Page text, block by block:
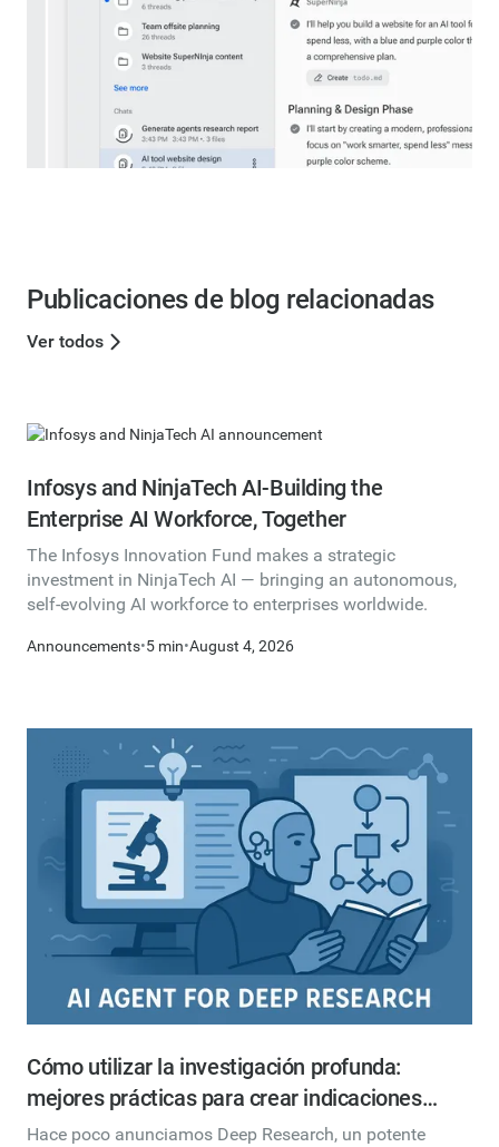
Publicaciones de blog relacionadas
Ver todos
Infosys and NinjaTech AI-Building the
Enterprise AI Workforce, Together
The Infosys Innovation Fund makes a strategic
investment in NinjaTech AI — bringing an autonomous,
self-evolving AI workforce to enterprises worldwide.
Announcements•5 min•August 4, 2026
Cómo utilizar la investigación profunda:
mejores prácticas para crear indicaciones
eficaces
Hace poco anunciamos Deep Research, un potente